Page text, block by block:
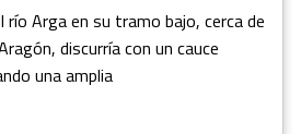
Arga en su tramo bajo, cerca de
discurría con un cauce
una amplia